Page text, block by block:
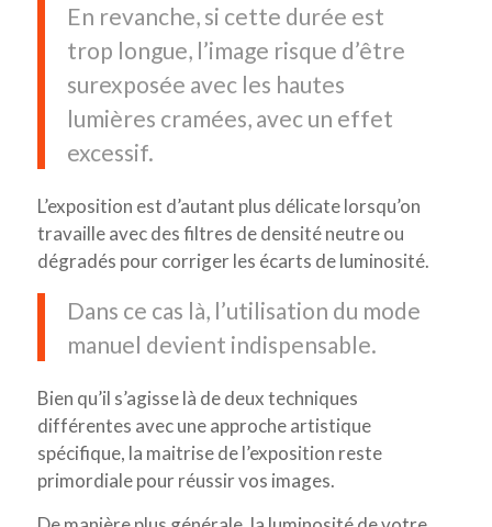
En revanche, si cette durée est
trop longue, l’image risque d’être
surexposée avec les hautes
lumières cramées, avec un effet
excessif.
L’exposition est d’autant plus délicate lorsqu’on
travaille avec des filtres de densité neutre ou
dégradés pour corriger les écarts de luminosité.
Dans ce cas là, l’utilisation du mode
manuel devient indispensable.
Bien qu’il s’agisse là de deux techniques
différentes avec une approche artistique
spécifique, la maitrise de l’exposition reste
primordiale pour réussir vos images.